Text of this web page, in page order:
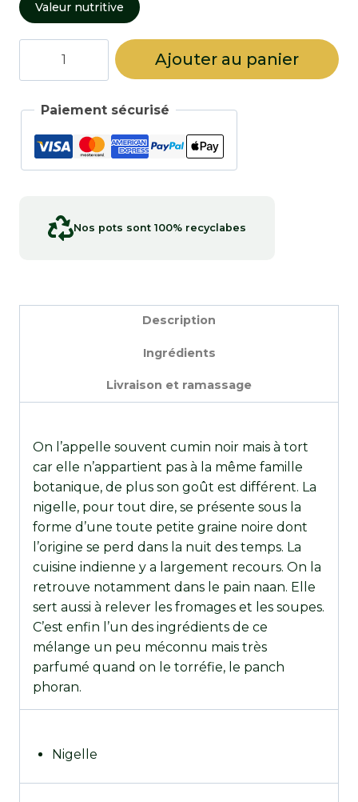
Valeur nutritive
Ajouter au panier
Paiement sécurisé
Nos pots sont 100% recyclabes
Description
Ingrédients
Livraison et ramassage
On l’appelle souvent cumin noir mais à tort
car elle n’appartient pas à la même famille
botanique, de plus son goût est différent. La
nigelle, pour tout dire, se présente sous la
forme d’une toute petite graine noire dont
l’origine se perd dans la nuit des temps. La
cuisine indienne y a largement recours. On la
retrouve notamment dans le pain naan. Elle
sert aussi à relever les fromages et les soupes.
C’est enfin l’un des ingrédients de ce
mélange un peu méconnu mais très
parfumé quand on le torréfie, le panch
phoran.
Nigelle